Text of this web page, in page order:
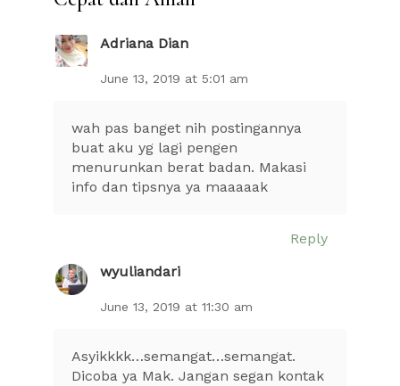
Adriana Dian
June 13, 2019 at 5:01 am
wah pas banget nih postingannya
buat aku yg lagi pengen
menurunkan berat badan. Makasi
info dan tipsnya ya maaaaak
Reply
wyuliandari
June 13, 2019 at 11:30 am
Asyikkkk…semangat…semangat.
Dicoba ya Mak. Jangan segan kontak